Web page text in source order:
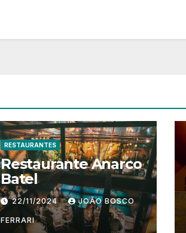
RESTAURANTES
Restaurante Anarco
Batel
22/11/2024 JOÃO BOSCO
FERRARI